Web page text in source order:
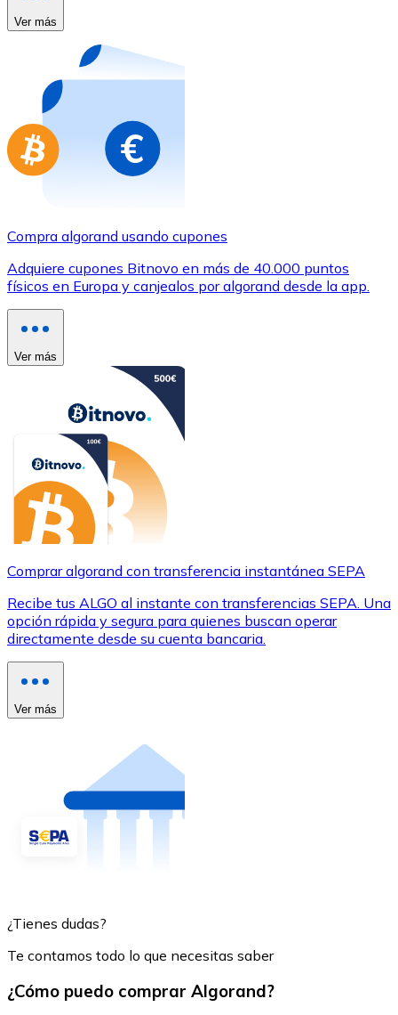
Compra tarjetas regalo de tus marcas favoritas con
Ir a la tienda de tarjetas regalo
Ver más
Compra algorand usando cupones
Adquiere cupones Bitnovo en más de 40.000 puntos
físicos en Europa y canjealos por algorand desde la app.
Ver más
Comprar algorand con transferencia instantánea SEPA
Recibe tus ALGO al instante con transferencias SEPA. Una
opción rápida y segura para quienes buscan operar
directamente desde su cuenta bancaria.
Ver más
¿Tienes dudas?
Te contamos todo lo que necesitas saber
¿Cómo puedo comprar Algorand?